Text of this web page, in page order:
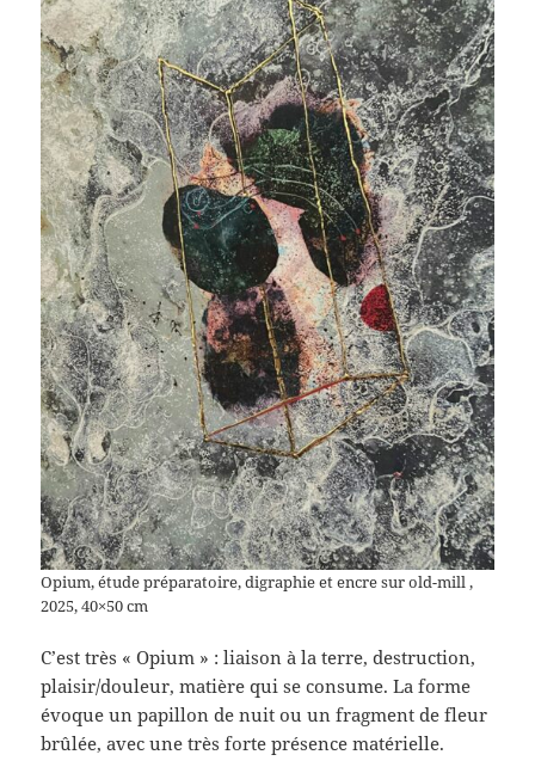
Opium, étude préparatoire, digraphie et encre sur old-mill ,
2025, 40×50 cm
C’est très « Opium » : liaison à la terre, destruction,
plaisir/douleur, matière qui se consume. La forme
évoque un papillon de nuit ou un fragment de fleur
brûlée, avec une très forte présence matérielle.